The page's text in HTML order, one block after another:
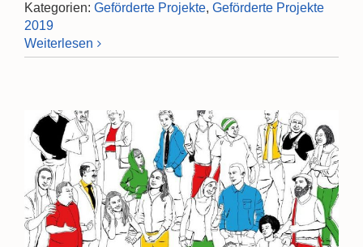
Kategorien: Geförderte Projekte, Geförderte Projekte
2019
Weiterlesen